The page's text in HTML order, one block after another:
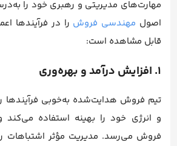
مهارت‌های مدیریتی و رهبری خود را
اصول مهندسی فروش را در فرآیندها
قابل مشاهده است:
۱. افزایش درآمد و بهره‌وری
تیم فروش هدایت‌شده به‌خوبی فرآیندها
و انرژی خود را بهینه استفاده
فروش می‌رسد. مدیریت مؤثر اشتباهات